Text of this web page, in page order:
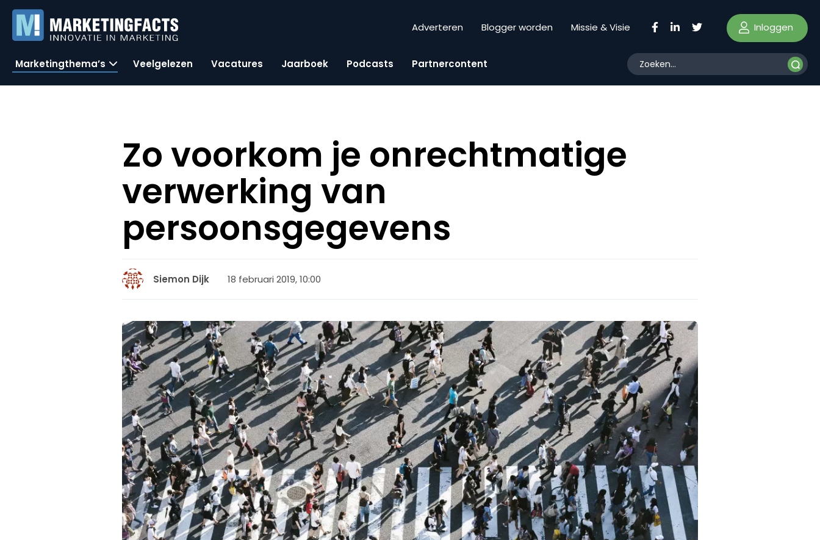
Adverteren Blogger worden Missie & Visie Inloggen
Marketingthema’s Veelgelezen Vacatures Jaarboek Podcasts Partnercontent
Zo voorkom je onrechtmatige
verwerking van
persoonsgegevens
Siemon Dijk 18 februari 2019, 10:00